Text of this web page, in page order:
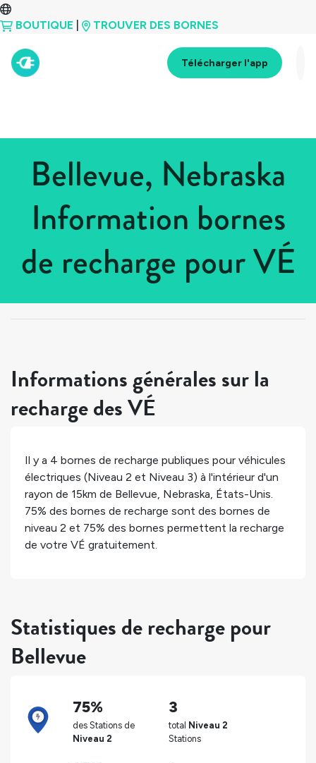
BOUTIQUE TROUVER DES BORNES
Télécharger l'app
Bellevue, Nebraska
Information bornes
de recharge pour VÉ
États-Unis > Nebraska
Informations générales sur la
recharge des VÉ
Il y a 4 bornes de recharge publiques pour véhicules
électriques (Niveau 2 et Niveau 3) à l'intérieur d'un
rayon de 15km de Bellevue, Nebraska, États-Unis.
75% des bornes de recharge sont des bornes de
niveau 2 et 75% des bornes permettent la recharge
de votre VÉ gratuitement.
Statistiques de recharge pour
Bellevue
75%
des Stations de
Niveau 2
3
total Niveau 2
Stations